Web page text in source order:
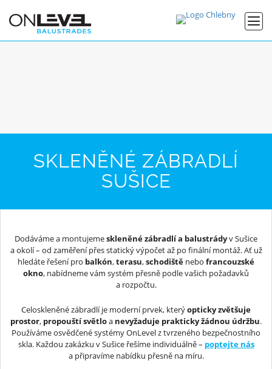
SKLENĚNÉ ZÁBRADLÍ
SUŠICE
Dodáváme a montujemeskleněné zábradlí a balustrádyv Sušice
a okolí – od zaměření přes statický výpočet až po finální montáž. Ať už
hledáte řešení pro balkón,terasu,schodiště nebo francouzské
okno, nabídneme vám systém přesně podle vašich požadavků
a rozpočtu.
Celoskleněné zábradlí je moderní prvek, kterýopticky zvětšuje
prostor, propouští světloa nevyžaduje prakticky žádnou údržbu.
Používáme osvědčené systémy OnLevel z tvrzeného bezpečnostního
skla. Každou zakázku v Sušice řešíme individuálně – poptejte nás
a připravíme nabídku přesně na míru.